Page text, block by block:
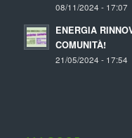
08/11/2024 - 17:07
ENERGIA
COMUNITÀ!
21/05/2024 - 17:54